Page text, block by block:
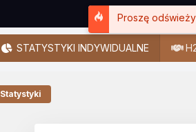
STATYSTYKI INDYWIDUALNE
Statystyki
Proszę